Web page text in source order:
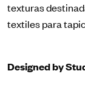
texturas
textiles para
Designed by